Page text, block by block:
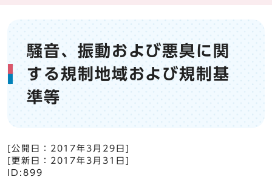
騒音、振動および悪臭に関
する規制地域および規制基
準等
[公開日： 2017年3月29日
[更新日： 2017年3月31日
ID:899